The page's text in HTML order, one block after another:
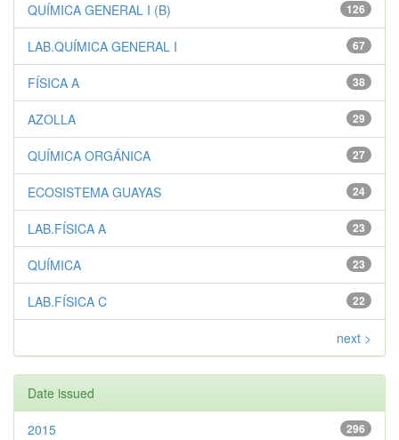
126
QUÍMICA GENERAL I (B)
67
LAB.QUÍMICA GENERAL I
38
FÍSICA A
29
AZOLLA
27
QUÍMICA ORGÁNICA
24
ECOSISTEMA GUAYAS
23
LAB.FÍSICA A
23
QUÍMICA
22
LAB.FÍSICA C
next >
Date issued
296
2015